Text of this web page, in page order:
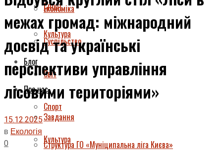
Спорт
Культура
Блог
Про нас
Завдання
Структура ГО «Муніципальна ліга Києва»
Економіка
Суспільство
Світ
Спорт
Культура
межах громад: міжнародний
досвід та українські
перспективи управління
лісовими територіями»
15.12.2025
в Екологія
0